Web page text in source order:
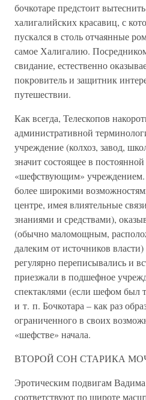
бочкотаре предстоит
халигалийских красавиц, с
пускался в столь отчаянные
самое Халигалию.
свидание, естественно
покровитель и защитник
путешествии.
Как всегда, Телескопов
административной
учреждение (колхоз, завод,
значит состоящее в
«шефствующим»
более широкими
центре, имея влиятельные
знаниями и средствами),
(обычно маломощным,
далеким от источников
регулярно переписывались и
приезжали в подшефное
спектаклями (если шефом был
и т. п. Бочкотара – как раз
ограниченного в своих
«шефстве» начала.
ВТОРОЙ СОН СТАРИКА
Эротическим подвигам
соответствуют по широте